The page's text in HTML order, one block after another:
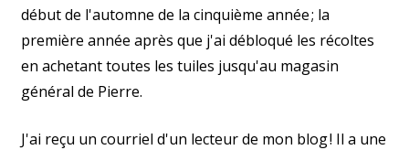
début de l'automne de la cinquième année ; la
première année après que j'ai débloqué les récoltes
en achetant toutes les tuiles jusqu'au magasin
général de Pierre.
J'ai reçu un courriel d'un lecteur de mon blog ! Il a une